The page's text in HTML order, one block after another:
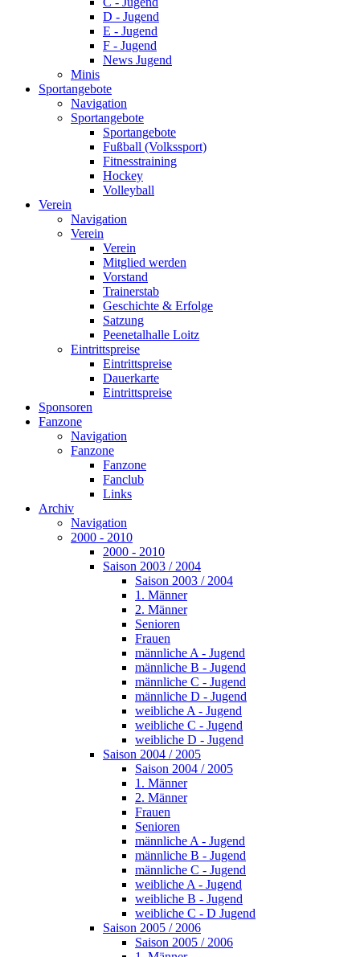
D - Jugend
E - Jugend
F - Jugend
News Jugend
Minis
Sportangebote
Navigation
Sportangebote
Sportangebote
Fußball (Volkssport)
Fitnesstraining
Hockey
Volleyball
Verein
Navigation
Verein
Verein
Mitglied werden
Vorstand
Trainerstab
Geschichte & Erfolge
Satzung
Peenetalhalle Loitz
Eintrittspreise
Eintrittspreise
Dauerkarte
Eintrittspreise
Sponsoren
Fanzone
Navigation
Fanzone
Fanzone
Fanclub
Links
Archiv
Navigation
2000 - 2010
2000 - 2010
Saison 2003 / 2004
Saison 2003 / 2004
1. Männer
2. Männer
Senioren
Frauen
männliche A - Jugend
männliche B - Jugend
männliche C - Jugend
männliche D - Jugend
weibliche A - Jugend
weibliche C - Jugend
weibliche D - Jugend
Saison 2004 / 2005
Saison 2004 / 2005
1. Männer
2. Männer
Frauen
Senioren
männliche A - Jugend
männliche B - Jugend
männliche C - Jugend
weibliche A - Jugend
weibliche B - Jugend
weibliche C - D Jugend
Saison 2005 / 2006
Saison 2005 / 2006